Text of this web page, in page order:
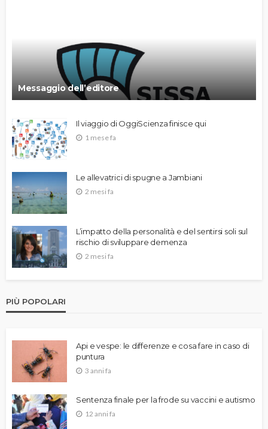
Messaggio dell’editore
Il viaggio di OggiScienza finisce qui
1 mese fa
Le allevatrici di spugne a Jambiani
2 mesi fa
L’impatto della personalità e del sentirsi soli sul
rischio di sviluppare demenza
2 mesi fa
PIÙ POPOLARI
Api e vespe: le differenze e cosa fare in caso di
puntura
3 anni fa
Sentenza finale per la frode su vaccini e autismo
12 anni fa